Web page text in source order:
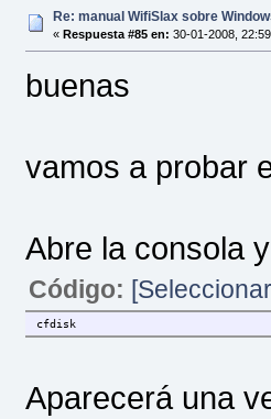
Re: manual WifiSlax sobre
« Respuesta #85 en: 30-01-2008,
buenas
vamos a probar
Abre la consola
Código:
cfdisk
Aparecerá una